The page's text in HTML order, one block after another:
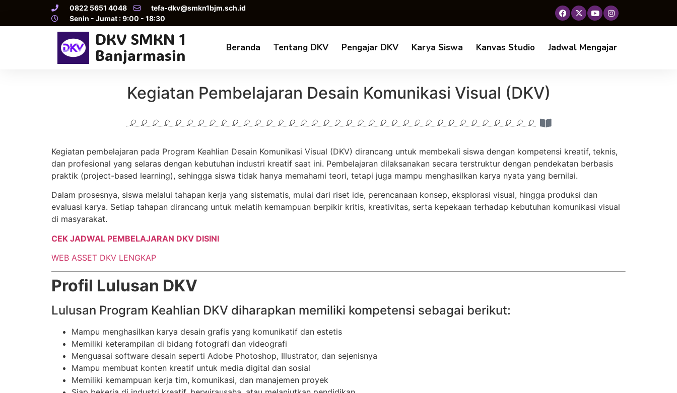
0822 5651 4048
tefa-dkv@smkn1bjm.sch.id
Senin - Jumat : 9:00 - 18:30
DKV SMKN 1
Banjarmasin
Beranda Tentang DKV Pengajar DKV Karya Siswa Kanvas Studio Jadwal Mengajar
Kegiatan Pembelajaran Desain Komunikasi Visual (DKV)
Kegiatan pembelajaran pada Program Keahlian Desain Komunikasi Visual (DKV) dirancang untuk membekali siswa dengan kompetensi kreatif, teknis,
dan profesional yang selaras dengan kebutuhan industri kreatif saat ini. Pembelajaran dilaksanakan secara terstruktur dengan pendekatan berbasis
praktik (project-based learning), sehingga siswa tidak hanya memahami teori, tetapi juga mampu menghasilkan karya nyata yang bernilai.
Dalam prosesnya, siswa melalui tahapan kerja yang sistematis, mulai dari riset ide, perencanaan konsep, eksplorasi visual, hingga produksi dan
evaluasi karya. Setiap tahapan dirancang untuk melatih kemampuan berpikir kritis, kreativitas, serta kepekaan terhadap kebutuhan komunikasi visual
di masyarakat.
CEK JADWAL PEMBELAJARAN DKV DISINI
WEB ASSET DKV LENGKAP
Profil Lulusan DKV
Lulusan Program Keahlian DKV diharapkan memiliki kompetensi sebagai berikut:
Mampu menghasilkan karya desain grafis yang komunikatif dan estetis
Memiliki keterampilan di bidang fotografi dan videografi
Menguasai software desain seperti Adobe Photoshop, Illustrator, dan sejenisnya
Mampu membuat konten kreatif untuk media digital dan sosial
Memiliki kemampuan kerja tim, komunikasi, dan manajemen proyek